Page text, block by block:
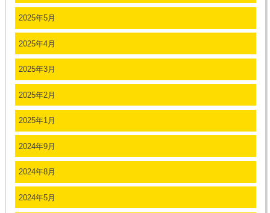
2025年5月
2025年4月
2025年3月
2025年2月
2025年1月
2024年9月
2024年8月
2024年5月